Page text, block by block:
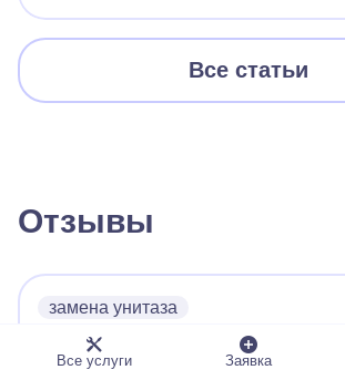
Все статьи
Отзывы
замена унитаза
Андрей
Заявка 9989931
Все услуги Заявка